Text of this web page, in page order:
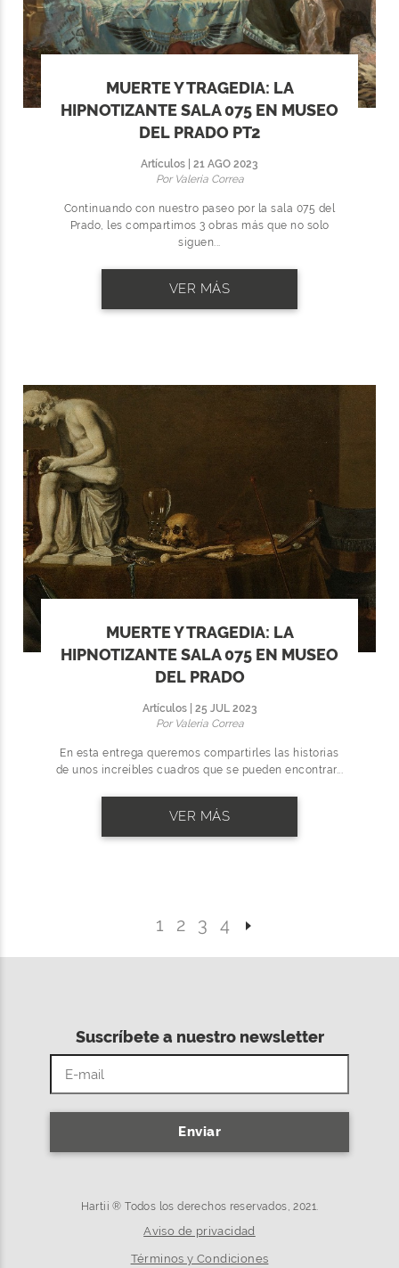
MUERTE Y TRAGEDIA: LA
HIPNOTIZANTE SALA 075 EN MUSEO
DEL PRADO PT2
Artículos | 21 AGO 2023
Por Valeria Correa
Continuando con nuestro paseo por la sala 075 del
Prado, les compartimos 3 obras más que no solo
siguen...
VER MÁS
MUERTE Y TRAGEDIA: LA
HIPNOTIZANTE SALA 075 EN MUSEO
DEL PRADO
Artículos | 25 JUL 2023
Por Valeria Correa
En esta entrega queremos compartirles las historias
de unos increíbles cuadros que se pueden encontrar...
VER MÁS
1 2 3 4
Suscríbete a nuestro newsletter
Enviar
Hartii ® Todos los derechos reservados, 2021.
Aviso de privacidad
Términos y Condiciones